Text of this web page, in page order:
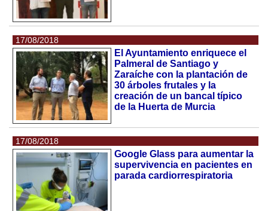
17/08/2018
El Ayuntamiento enriquece el
Palmeral de Santiago y
Zaraíche con la plantación de
30 árboles frutales y la
creación de un bancal típico
de la Huerta de Murcia
17/08/2018
Google Glass para aumentar la
supervivencia en pacientes en
parada cardiorrespiratoria